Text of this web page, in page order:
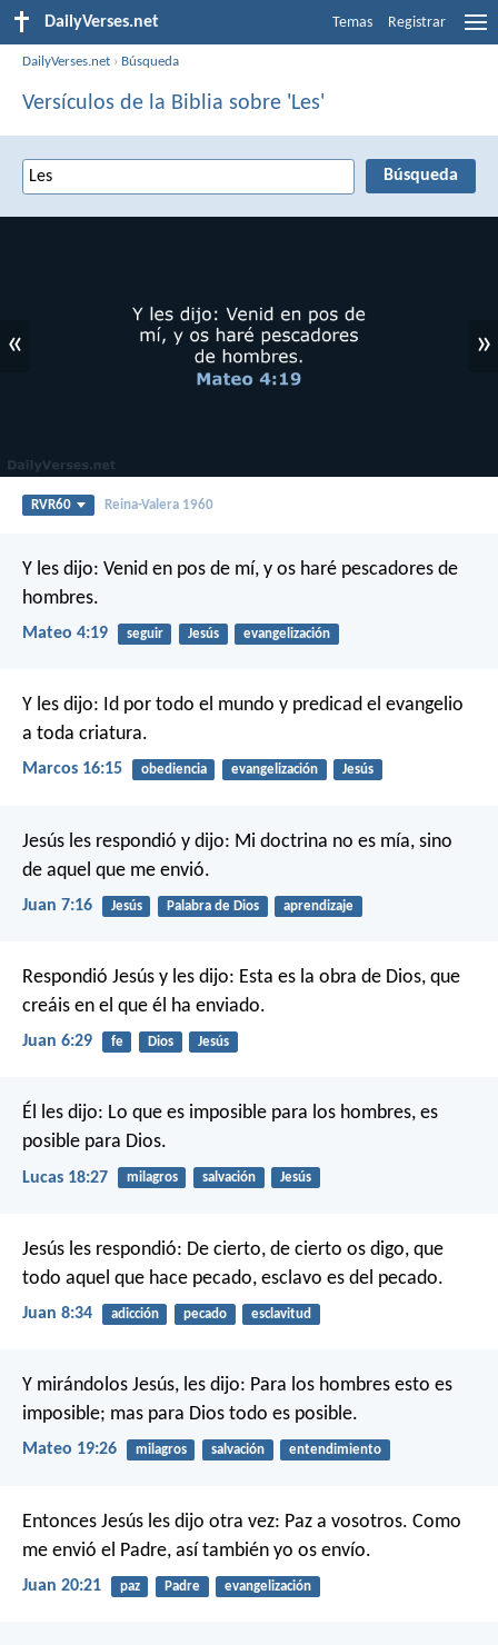
DailyVerses.net Temas Registrar
DailyVerses.net › Búsqueda
Versículos de la Biblia sobre 'Les'
« »
RVR60 Reina-Valera 1960
Y les dijo: Venid en pos de mí, y os haré pescadores de
hombres.
Mateo 4:19 seguir Jesús evangelización
Y les dijo: Id por todo el mundo y predicad el evangelio
a toda criatura.
Marcos 16:15 obediencia evangelización Jesús
Jesús les respondió y dijo: Mi doctrina no es mía, sino
de aquel que me envió.
Juan 7:16 Jesús Palabra de Dios aprendizaje
Respondió Jesús y les dijo: Esta es la obra de Dios, que
creáis en el que él ha enviado.
Juan 6:29 fe Dios Jesús
Él les dijo: Lo que es imposible para los hombres, es
posible para Dios.
Lucas 18:27 milagros salvación Jesús
Jesús les respondió: De cierto, de cierto os digo, que
todo aquel que hace pecado, esclavo es del pecado.
Juan 8:34 adicción pecado esclavitud
Y mirándolos Jesús, les dijo: Para los hombres esto es
imposible; mas para Dios todo es posible.
Mateo 19:26 milagros salvación entendimiento
Entonces Jesús les dijo otra vez: Paz a vosotros. Como
me envió el Padre, así también yo os envío.
Juan 20:21 paz Padre evangelización